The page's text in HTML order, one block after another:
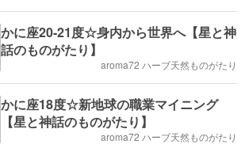
かに座20-21度☆身内から世界へ【星と神
話のものがたり】
aroma72 ハーブ天然ものがたり
かに座18度☆新地球の職業マイニング
【星と神話のものがたり】
aroma72 ハーブ天然ものがたり